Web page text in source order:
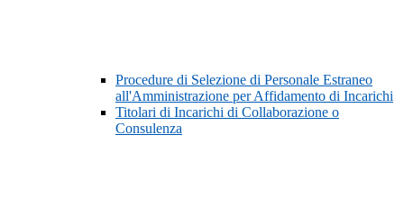
Procedure di Selezione di Personale Estraneo
all'Amministrazione per Affidamento di Incarichi
Titolari di Incarichi di Collaborazione o
Consulenza